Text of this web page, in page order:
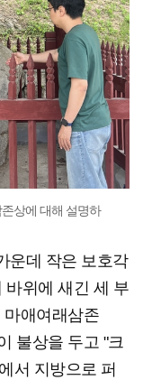
상에 대해 설명하
운데 작은 보호각
바위에 새긴 세 부
마애여래삼존
불상을 두고 "크
서 지방으로 퍼